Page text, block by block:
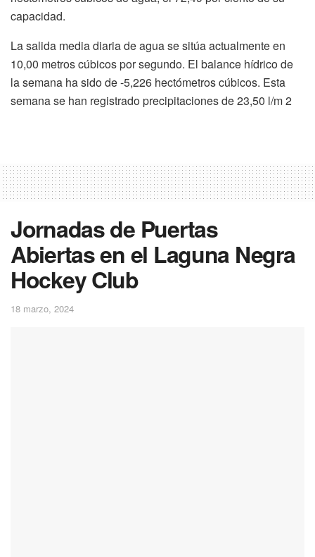
capacidad.
La salida media diaria de agua se sitúa actualmente en
10,00 metros cúbicos por segundo. El balance hídrico de
la semana ha sido de -5,226 hectómetros cúbicos. Esta
semana se han registrado precipitaciones de 23,50 l/m 2
Jornadas de Puertas
Abiertas en el Laguna Negra
Hockey Club
18 marzo, 2024